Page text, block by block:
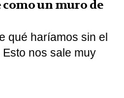
un muro de
qué haríamos sin el
nos sale muy